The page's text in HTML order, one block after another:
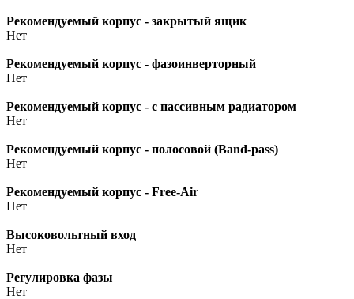
Рекомендуемый корпус - закрытый ящик
Нет
Рекомендуемый корпус - фазоинверторный
Нет
Рекомендуемый корпус - с пассивным радиатором
Нет
Рекомендуемый корпус - полосовой (Band-pass)
Нет
Рекомендуемый корпус - Free-Air
Нет
Высоковольтный вход
Нет
Регулировка фазы
Нет